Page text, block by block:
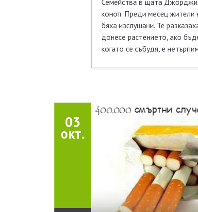
Семейства в щата
коноп. Преди месец жители
бяха изслушани. Те
донесе растението, ако
когато се събудя, е
03
окт.